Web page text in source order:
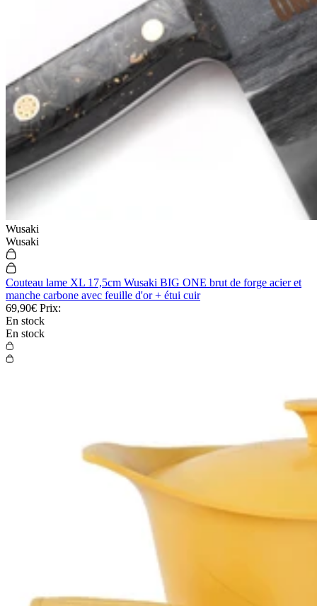
Wusaki
Wusaki
Couteau lame XL 17,5cm Wusaki BIG ONE brut de forge acier et
manche carbone avec feuille d'or + étui cuir
69,90€ Prix:
En stock
En stock